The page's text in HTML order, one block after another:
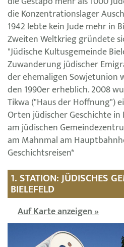
die Konzentrationslager
1942 lebte kein Jude mehr in
Zweiten Weltkrieg gründete
"Jüdische Kultusgemeinde
Zuwanderung jüdischer
der ehemaligen Sowjetunion
den 1990er erheblich. 2008
Tikwa ("Haus der Hoffnung")
Orten jüdischer Geschichte
am jüdischen
am Mahnmal am
Geschichtsreisen*
1. STATION: JÜDISCHES
BIELEFELD
Auf Karte anzeigen »